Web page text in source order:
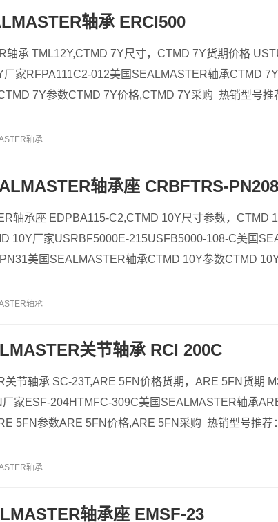
轴承 ERCI500
承 TML12Y,CTMD 7Y尺寸，CTMD 7Y货期价格
家RFPA111C2-012美国SEALMASTER轴承CTMD
7Y参数CTMD 7Y价格,CTMD 7Y采购 热销型号
轴承
轴承座 CRBFTRS-
轴承座 EDPBA115-C2,CTMD 10Y尺寸参数，CTMD
10Y厂家USRBF5000E-215USFB5000-108-C美国
美国SEALMASTER轴承CTMD 10Y参数CTMD
轴承
关节轴承 RCI 200C
节轴承 SC-23T,ARE 5FN价格货期，ARE 5FN货期
家ESF-204HTMFC-309C美国SEALMASTER轴承
5FN参数ARE 5FN价格,ARE 5FN采购 热销型号推
轴承
轴承座 EMSF-23